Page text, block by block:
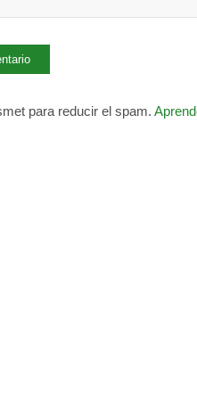
para reducir el spam.